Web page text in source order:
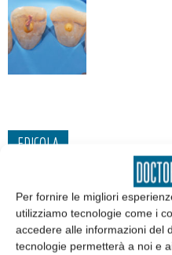
Per fornire le migliori
utilizziamo tecnologie come i
accedere alle informazioni del
tecnologie permetterà a noi e
EDICOLA